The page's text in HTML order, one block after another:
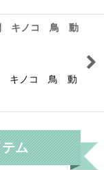
間 キノコ 鳥 動
キノコ 鳥 動
ム